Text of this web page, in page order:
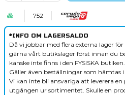
752
*INFO OM LAGERSALDO
Då vi jobbar med flera externa lager
gärna vårt butikslager först innan du
kanske inte finns i den FYSISKA butiken.
Gäller även beställningar som hämtas
Vi kan inte bli ansvariga att leverera
utgången ur sortimentet. Skulle en